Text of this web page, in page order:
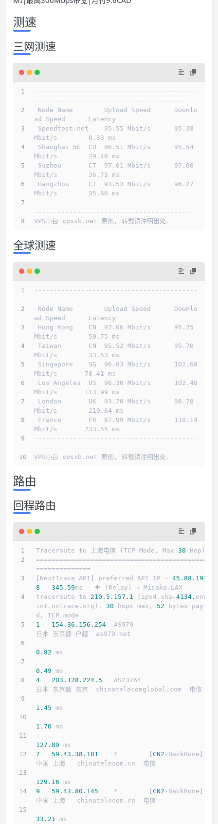
测速
三网测速
------------------------------------------
----------------------------------------
------------------------------------------
----------------------------------------
VPS小白 vpsxb.net 原创, 转载请注明出处.
全球测速
------------------------------------------
----------------------------------------
------------------------------------------
----------------------------------------
VPS小白 vpsxb.net 原创, 转载请注明出处.
路由
回程路由
Traceroute to 上海电信 (TCP Mode, Max 30 Hop)
==============================================
==============
[NextTrace API] preferred API IP - 45.88 .193
8 - 345.59ms - 🐠 (Relay) → Misaka.LAX
traceroute to 210.5 .157 .1 (ipv4.sha -4134. endpo
int.nxtrace.org), 30 hops max, 52 bytes payloa
d, TCP mode
1
154.36 .156 .254
  AS979
日本 东京都 户越  as979.net
0.82 ms
0.49 ms
4
203.128 .224 .5
   AS23764
日本 东京都 东京  chinatelecomglobal.com  电信
1.45 ms
1.70 ms
127.89 ms
7
59.43 .38 .181
    *        [
CN2 -BackBone]
中国 上海   chinatelecom.cn  电信
129.16 ms
9
59.43 .80 .145
    *        [
CN2 -BackBone]
中国 上海   chinatelecom.cn  电信
33.21 ms